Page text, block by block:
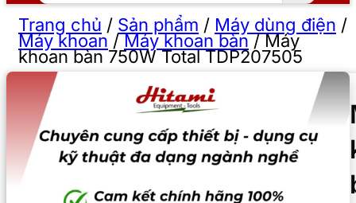
Trang chủ / Sản phẩm / Máy dùng điện /
Máy khoan/Máy khoan bàn/Máy
khoan bàn 750W Total TDP207505